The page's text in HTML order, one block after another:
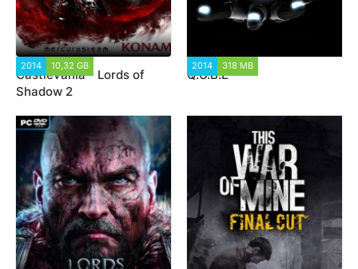
2014 10,32 GB
Castlevania - Lords of
Shadow 2
2014 318 MB
Q.U.B.E